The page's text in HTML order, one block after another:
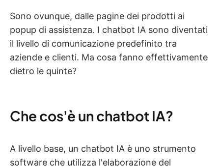
Sono ovunque, dalle pagine dei prodotti ai
popup di assistenza. I chatbot IA sono diventati
il livello di comunicazione predefinito tra
aziende e clienti. Ma cosa fanno effettivamente
dietro le quinte?
Che cos'è un chatbot IA?
A livello base, un chatbot IA è uno strumento
software che utilizza l'elaborazione del